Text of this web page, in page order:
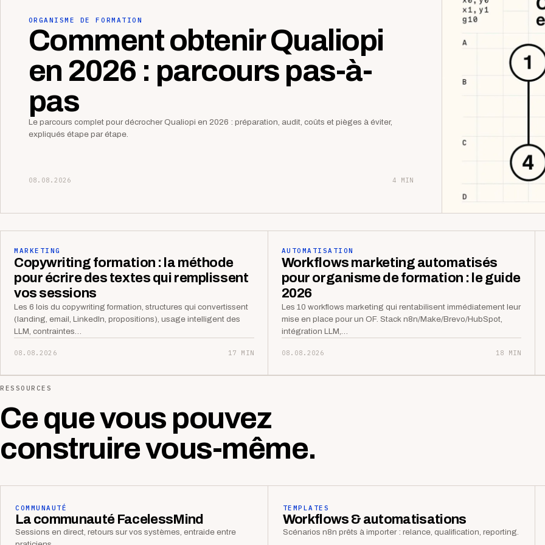
ORGANISME DE FORMATION
Comment obtenir Qualiopi
en 2026 : parcours pas-à-
pas
Le parcours complet pour décrocher Qualiopi en 2026 : préparation, audit, coûts et pièges à éviter,
expliqués étape par étape.
08.08.2026 4 MIN
MARKETING
Copywriting formation : la méthode
pour écrire des textes qui remplissent
vos sessions
Les 6 lois du copywriting formation, structures qui convertissent
(landing, email, LinkedIn, propositions), usage intelligent des
LLM, contraintes…
08.08.2026 17 MIN
AUTOMATISATION
Workflows marketing automatisés
pour organisme de formation : le guide
2026
Les 10 workflows marketing qui rentabilisent immédiatement leur
mise en place pour un OF. Stack n8n/Make/Brevo/HubSpot,
intégration LLM,…
08.08.2026 18 MIN
RESSOURCES
Ce que vous pouvez
construire vous-même.
COMMUNAUTÉ
La communauté FacelessMind
Sessions en direct, retours sur vos systèmes, entraide entre
TEMPLATES
Workflows & automatisations
Scénarios n8n prêts à importer : relance, qualification, reporting.